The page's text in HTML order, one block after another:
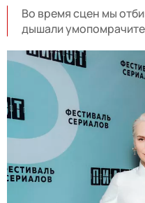
Во время сцен мы
дышали